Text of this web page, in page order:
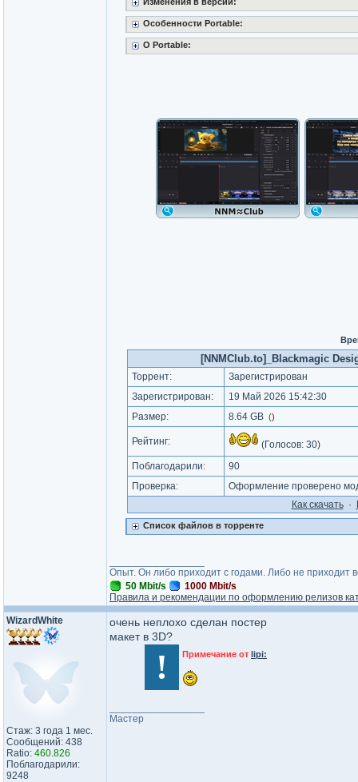
Особенности Portable:
О Portable:
[NNMClub.to]_Blackmagic
Торрент:
Зарегистрирован
Зарегистрирован:
19 Май 2026 15:42:30
Размер:
8.64 GB ()
Рейтинг: (Голосов: 30)
Поблагодарили:
90
Проверка:
Оформление проверено
Как cкачать·
Список файлов в торренте
Опыт. Он либо приходит с годами. Либо не приходит
50 Mbit/s
1000 Mbit/s
Правила и рекомендации по оформлению релизов
WizardWhite
Стаж: 3 года 1 мес.
Сообщений: 438
Ratio: 460.826
Поблагодарили:
9248
очень неплохо сделан постер
макет в 3D?
! Примечание от lipi:
Мастер